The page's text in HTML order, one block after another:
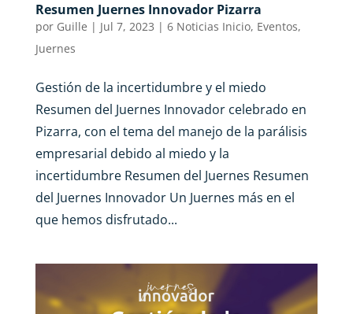
Resumen Juernes Innovador Pizarra
por Guille | Jul 7, 2023 | 6 Noticias Inicio, Eventos,
Juernes
Gestión de la incertidumbre y el miedo
Resumen del Juernes Innovador celebrado en
Pizarra, con el tema del manejo de la parálisis
empresarial debido al miedo y la
incertidumbre Resumen del Juernes Resumen
del Juernes Innovador Un Juernes más en el
que hemos disfrutado...